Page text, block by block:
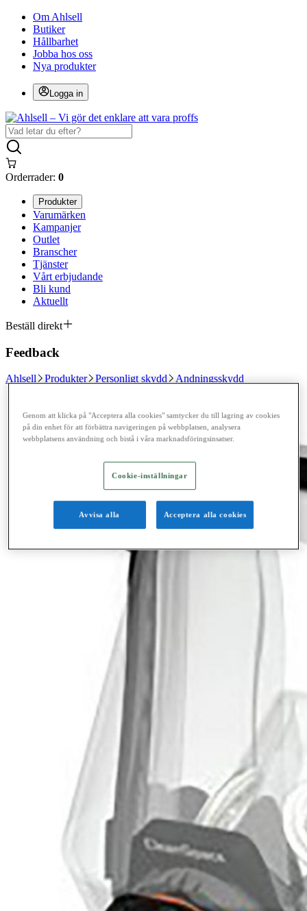
Om Ahlsell
Butiker
Hållbarhet
Jobba hos oss
Nya produkter
Logga in
Orderrader: 0
Produkter
Varumärken
Kampanjer
Outlet
Branscher
Tjänster
Vårt erbjudande
Bli kund
Aktuellt
Beställ direkt
Feedback
Ahlsell Produkter Personligt skydd Andningsskydd
Genom att klicka på "Acceptera alla cookies" samtycker du till lagring av cookies
på din enhet för att förbättra navigeringen på webbplatsen, analysera
webbplatsens användning och bistå i våra marknadsföringsinsatser.
Cookie-inställningar
Avvisa alla Acceptera alla cookies